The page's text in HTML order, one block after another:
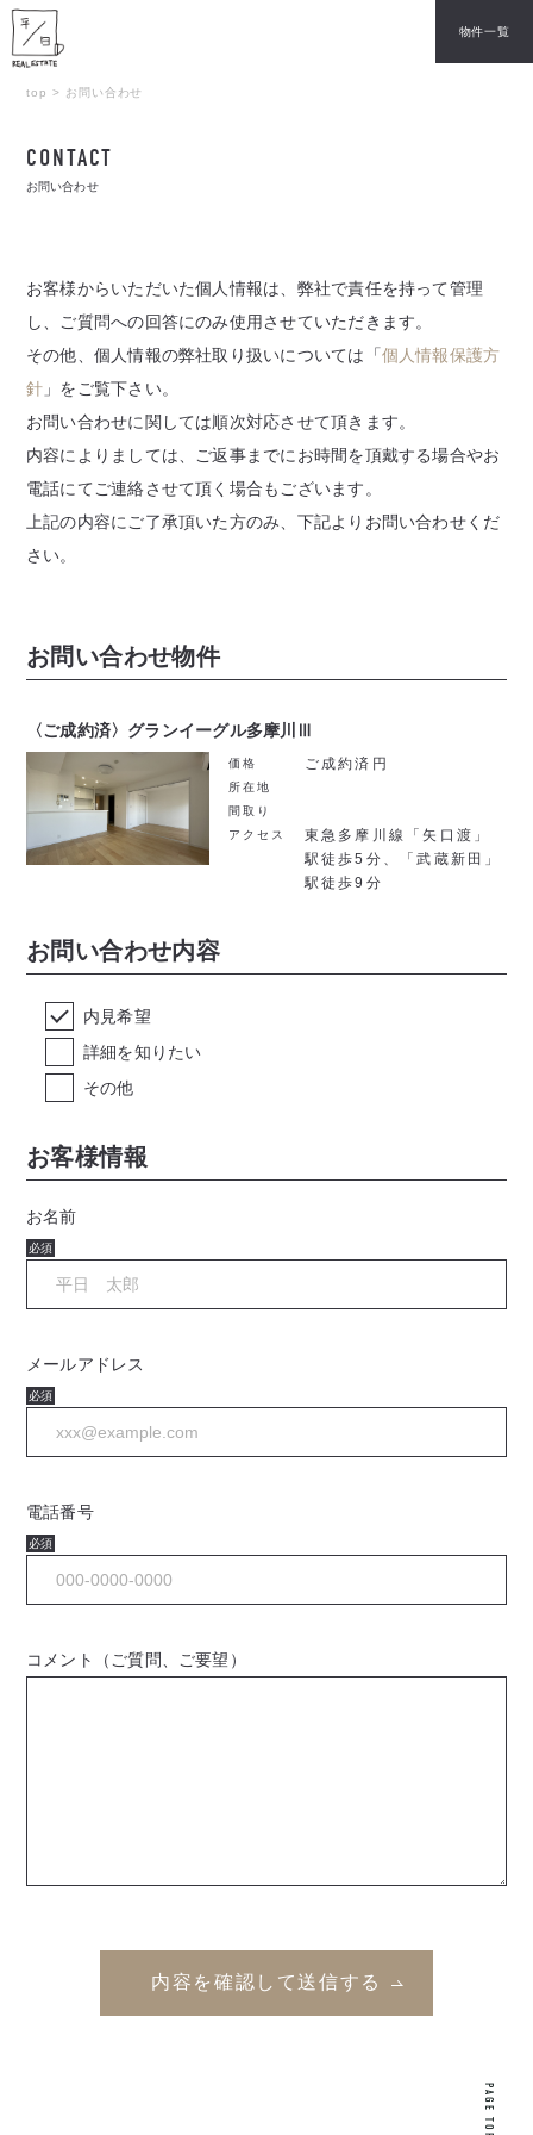
物件一覧
top > お問い合わせ
CONTACT
お問い合わせ
お客様からいただいた個人情報は、弊社で責任を持って管理
し、 ご質問への回答にのみ使用させていただきます。
その他、個人情報の弊社取り扱いについては「個人情報保護方
針 」をご覧下さい。
お問い合わせに関しては順次対応させて頂きます。
内容によりましては、ご返事までにお時間を頂戴する場合やお
電話にてご連絡させて頂く場合もございます。
上記の内容にご了承頂いた方のみ、下記よりお問い合わせくだ
さい。
お問い合わせ物件
〈ご成約済〉グランイーグル多摩川Ⅲ
価格 ご成約済円
所在地
間取り
アクセス
東急多摩川線「矢口渡」
駅徒歩5分、「武蔵新田」
駅徒歩9分
お問い合わせ内容
内見希望
詳細を知りたい
その他
お客様情報
お名前
必須
メールアドレス
必須
電話番号
必須
コメント（ご質問、ご要望）
PAGE TOP